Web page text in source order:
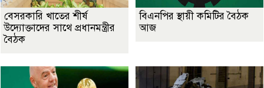
বেসরকারি খাতের শীর্ষ
উদ্যোক্তাদের সাথে প্রধানমন্ত্রীর
বৈঠক
বিএনপির স্থায়ী কমিটির বৈঠক
আজ